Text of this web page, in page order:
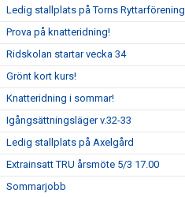
Ledig stallplats på Torns Ryttarförening
Prova på knatteridning!
Ridskolan startar vecka 34
Grönt kort kurs!
Knatteridning i sommar!
Igångsättningsläger v.32-33
Ledig stallplats på Axelgård
Extrainsatt TRU årsmöte 5/3 17.00
Sommarjobb